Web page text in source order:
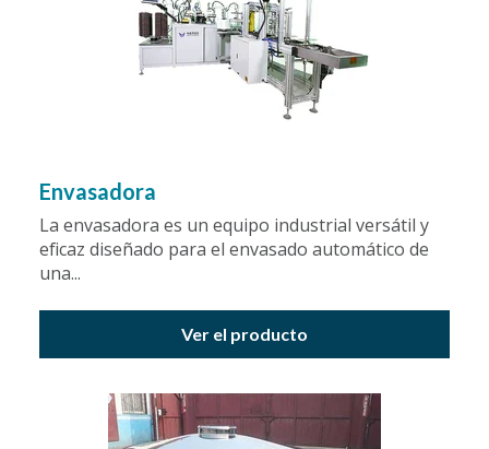
Envasadora
La envasadora es un equipo industrial versátil y
eficaz diseñado para el envasado automático de
una...
Ver el producto